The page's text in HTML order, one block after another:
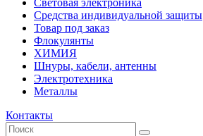
Световая электроника
Средства индивидуальной защиты
Товар под заказ
Флокулянты
ХИМИЯ
Шнуры, кабели, антенны
Электротехника
Металлы
Контакты